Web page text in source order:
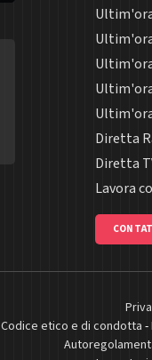
Diretta
Diretta
Lavora
Codice etico e di condotta -